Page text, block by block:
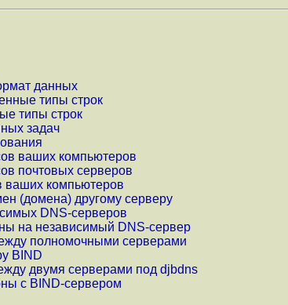
данных
типы строк
типы строк
задач
ваших компьютеров
почтовых серверов
ваших компьютеров
(домена) другому серверу
DNS-серверов
на независимый DNS-сервер
полномочными серверами
BIND
двумя серверами под djbdns
с BIND-сервером